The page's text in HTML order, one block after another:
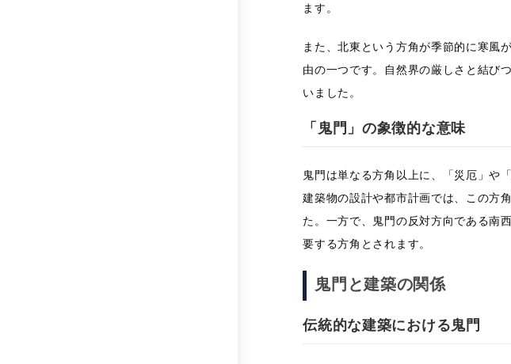
ます。
また、北東という方角が季節的に寒風
由の一つです。自然界の厳しさと結び
いました。
「鬼門」の象徴的な意味
鬼門は単なる方角以上に、「災厄」や
建築物の設計や都市計画では、この方
た。一方で、鬼門の反対方向である南
要する方角とされます。
鬼門と建築の関係
伝統的な建築における鬼門